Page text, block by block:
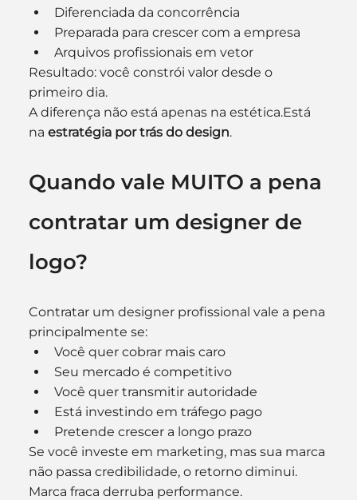
Diferenciada da concorrência
Preparada para crescer com a empresa
Arquivos profissionais em vetor
Resultado: você constrói valor desde o
primeiro dia.
A diferença não está apenas na estética.Está
na estratégia por trás do design.
Quando vale MUITO a pena
contratar um designer de
logo?
Contratar um designer profissional vale a pena
principalmente se:
Você quer cobrar mais caro
Seu mercado é competitivo
Você quer transmitir autoridade
Está investindo em tráfego pago
Pretende crescer a longo prazo
Se você investe em marketing, mas sua marca
não passa credibilidade, o retorno diminui.
Marca fraca derruba performance.